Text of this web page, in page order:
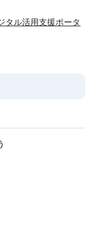
ル活用支援ポータ